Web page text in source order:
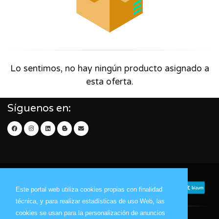
Este portal web utiliza cookies propias con finalidad
técnica, y para realizar estadísticas de uso Web, las
cookies se usan para la personalización de anuncios
Lo sentimos, no hay ningún producto asignado a
esta oferta.
Síguenos en: